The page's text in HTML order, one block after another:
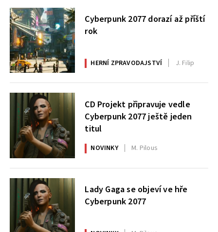
Cyberpunk 2077 dorazí až příští
rok
HERNÍ ZPRAVODAJSTVÍ J. Filip
CD Projekt připravuje vedle
Cyberpunk 2077 ještě jeden
titul
NOVINKY M. Pilous
Lady Gaga se objeví ve hře
Cyberpunk 2077